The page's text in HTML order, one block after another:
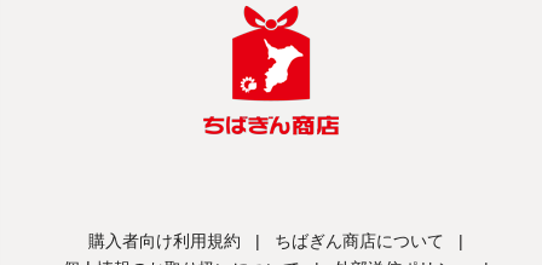
購入者向け利用規約 | ちばぎん商店について
|